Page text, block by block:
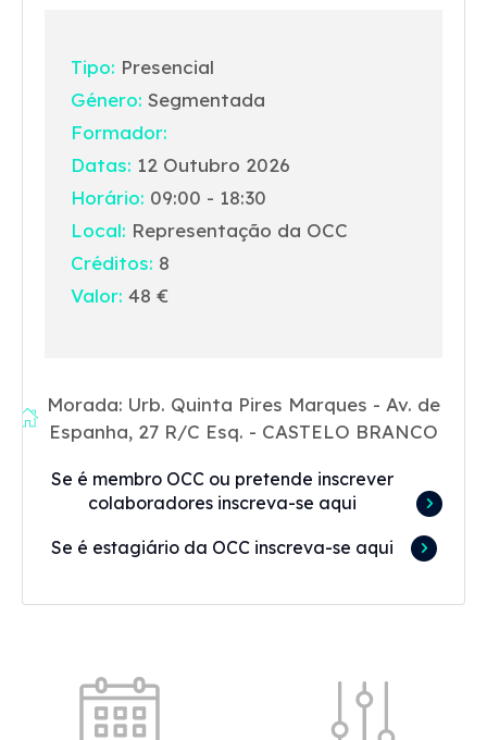
Tipo: Presencial
Género: Segmentada
Formador:
Datas: 12 Outubro 2026
Horário: 09:00 - 18:30
Local: Representação da OCC
Créditos: 8
Valor: 48 €
Morada: Urb. Quinta Pires Marques - Av. de
Espanha, 27 R/C Esq. - CASTELO BRANCO
Se é membro OCC ou pretende inscrever
colaboradores inscreva-se aqui
Se é estagiário da OCC inscreva-se aqui